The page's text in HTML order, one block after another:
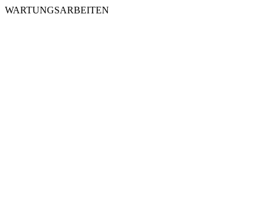
WARTUNGSARBEITEN